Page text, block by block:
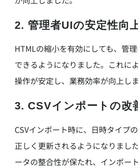
2. 管理者UIの安定性向
HTMLの縮小を有効にしても、管
できるようになりました。これに
操作が安定し、業務効率が向上しま
3. CSVインポートの改
CSVインポート時に、日時タイプ
正しく更新されるようになりまし
ータの整合性が保たれ、インポー